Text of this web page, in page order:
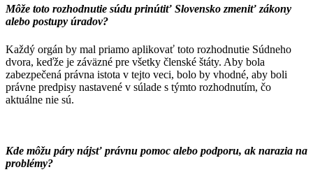
Môže toto rozhodnutie súdu prinútiť Slovensko zmeniť zákony
alebo postupy úradov?
Každý orgán by mal priamo aplikovať toto rozhodnutie Súdneho
dvora, keďže je záväzné pre všetky členské štáty. Aby bola
zabezpečená právna istota v tejto veci, bolo by vhodné, aby boli
právne predpisy nastavené v súlade s týmto rozhodnutím, čo
aktuálne nie sú.
Kde môžu páry nájsť právnu pomoc alebo podporu, ak narazia na
problémy?